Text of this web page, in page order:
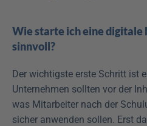
Wie starte ich eine
sinnvoll?
Der wichtigste erste Schritt ist
Unternehmen sollten vor der
was Mitarbeiter nach der
sicher anwenden sollen. Erst